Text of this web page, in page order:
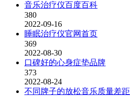
音乐治疗仪百度百科
380
2022-09-16
睡眠治疗仪官网首页
369
2022-08-30
口碑好的心身症垫品牌
373
2022-08-24
不同牌子的放松音乐质量差距